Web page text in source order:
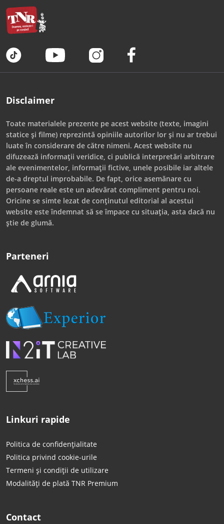
Disclaimer
Toate materialele prezente pe acest website (texte, imagini
statice și filme) reprezintă opiniile autorilor lor și nu ar trebui
luate în considerare de către nimeni. Acest website nu
difuzează informații veridice, ci publică interpretări arbitrare
ale evenimentelor, informații fictive, unele posibile iar altele
de-a dreptul improbabile. De fapt, orice asemănare cu
persoane reale este un adevărat compliment pentru noi.
Oricine se simte lezat de conținutul editorial al acestui
website este îndemnat să se împace cu situația, asta dacă nu
știe de glumă.
Parteneri
Linkuri rapide
Politica de confidențialitate
Politica privind cookie-urile
Termeni și condiții de utilizare
Modalități de plată TNR Premium
Contact